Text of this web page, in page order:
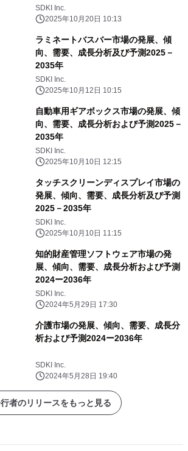
SDKI Inc.
2025年10月20日 10:13
ラミネートバスバー市場の発展、傾
向、需要、成長分析及び予測2025－
2035年
SDKI Inc.
2025年10月12日 10:15
自動車用ギアボックス市場の発展、傾
向、需要、成長分析および予測2025－
2035年
SDKI Inc.
2025年10月10日 12:15
タッチスクリーンディスプレイ市場の
発展、傾向、需要、成長分析及び予測
2025－2035年
SDKI Inc.
2025年10月10日 11:15
知的財産管理ソフトウェア市場の発
展、傾向、需要、成長分析および予測
2024ー2036年
SDKI Inc.
2024年5月29日 17:30
介護市場の発展、傾向、需要、成長分
析および予測2024ー2036年
SDKI Inc.
2024年5月28日 19:40
者のリリースをもっと見る